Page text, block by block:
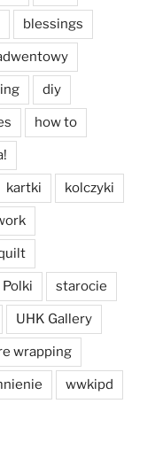
blessings
diy
how to
kartki kolczyki
starocie
UHK Gallery
wrapping
wwkipd